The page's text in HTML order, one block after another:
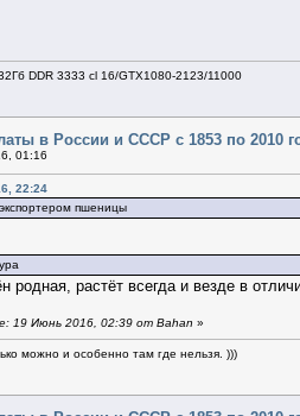
DDR 3333 cl 16/GTX1080-2123/11000
в России и СССР с 1853 по 2010
01:16
22:24
пшеницы
родная, растёт всегда и везде в
19 Июнь 2016, 02:39 от Bahan »
можно и особенно там где нельзя. )))